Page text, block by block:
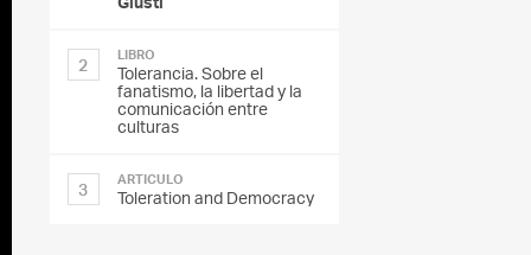
2 LIBRO
Tolerancia. Sobre el
fanatismo, la libertad y la
comunicación entre
culturas
3 ARTÍCULO
Toleration and Democracy